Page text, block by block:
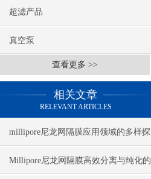
超滤产品
真空泵
查看更多 >>
相关文章
RELEVANT ARTICLES
millipore尼龙网隔膜应用领域的多样探
索与未来发展
Millipore尼龙网隔膜高效分离与纯化的